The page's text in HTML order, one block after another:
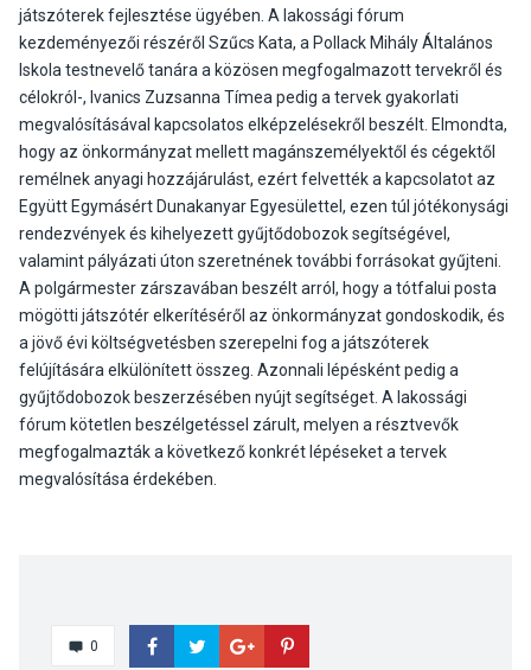
játszóterek fejlesztése ügyében. A lakossági fórum
kezdeményezői részéről Szűcs Kata, a Pollack Mihály Általános
Iskola testnevelő tanára a közösen megfogalmazott tervekről és
célokról-, Ivanics Zuzsanna Tímea pedig a tervek gyakorlati
megvalósításával kapcsolatos elképzelésekről beszélt. Elmondta,
hogy az önkormányzat mellett magánszemélyektől és cégektől
remélnek anyagi hozzájárulást, ezért felvették a kapcsolatot az
Együtt Egymásért Dunakanyar Egyesülettel, ezen túl jótékonysági
rendezvények és kihelyezett gyűjtődobozok segítségével,
valamint pályázati úton szeretnének további forrásokat gyűjteni.
A polgármester zárszavában beszélt arról, hogy a tótfalui posta
mögötti játszótér elkerítéséről az önkormányzat gondoskodik, és
a jövő évi költségvetésben szerepelni fog a játszóterek
felújítására elkülönített összeg. Azonnali lépésként pedig a
gyűjtődobozok beszerzésében nyújt segítséget. A lakossági
fórum kötetlen beszélgetéssel zárult, melyen a résztvevők
megfogalmazták a következő konkrét lépéseket a tervek
megvalósítása érdekében.
0